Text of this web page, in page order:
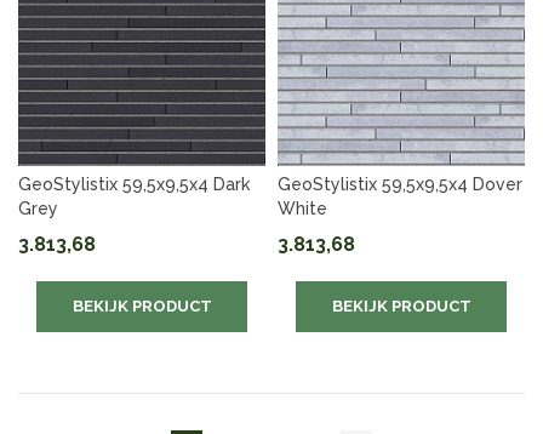
GeoStylistix 59,5x9,5x4 Dark
Grey
3.813,68
BEKIJK PRODUCT
GeoStylistix 59,5x9,5x4 Dover
White
3.813,68
BEKIJK PRODUCT